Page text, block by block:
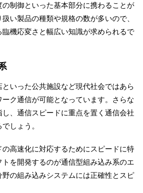
制御といった基本部分に携わることが
い製品の種類や規格の数が多いので、
機応変さと幅広い知識が求められるで
いった公共施設など現代社会ではあら
ク通信が可能となっています。さらな
、通信スピードに重点を置く通信会社
しょう。
の高速化に対応するためにスピードに特
を開発するのが通信型組み込み系のエ
野の組み込みシステムには正確性とスピ